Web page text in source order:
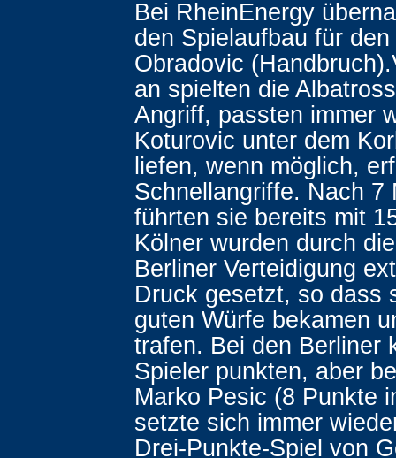
Bei RheinEnergy
den Spielaufbau für
Obradovic
an spielten die
Angriff, passten immer
Koturovic unter dem
liefen, wenn möglich,
Schnellangriffe. Nach 7
führten sie bereits mit
Kölner wurden durch
Berliner Verteidigung
Druck gesetzt, so dass
guten Würfe bekamen
trafen. Bei den Berliner
Spieler punkten, aber
Marko Pesic (8 Punkte
setzte sich immer
Drei-Punkte-Spiel von